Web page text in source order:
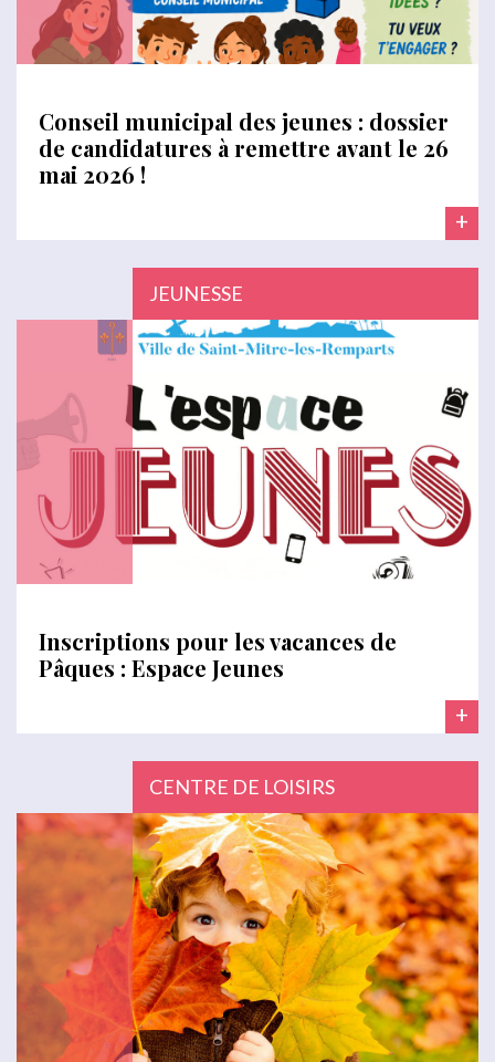
Conseil municipal des jeunes : dossier
de candidatures à remettre avant le 26
mai 2026 !
+
JEUNESSE
Inscriptions pour les vacances de
Pâques : Espace Jeunes
+
CENTRE DE LOISIRS